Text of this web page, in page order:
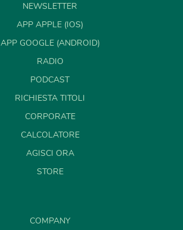
NEWSLETTER
APP APPLE (IOS)
APP GOOGLE (ANDROID)
RADIO
PODCAST
RICHIESTA TITOLI
CORPORATE
CALCOLATORE
AGISCI ORA
STORE
COMPANY